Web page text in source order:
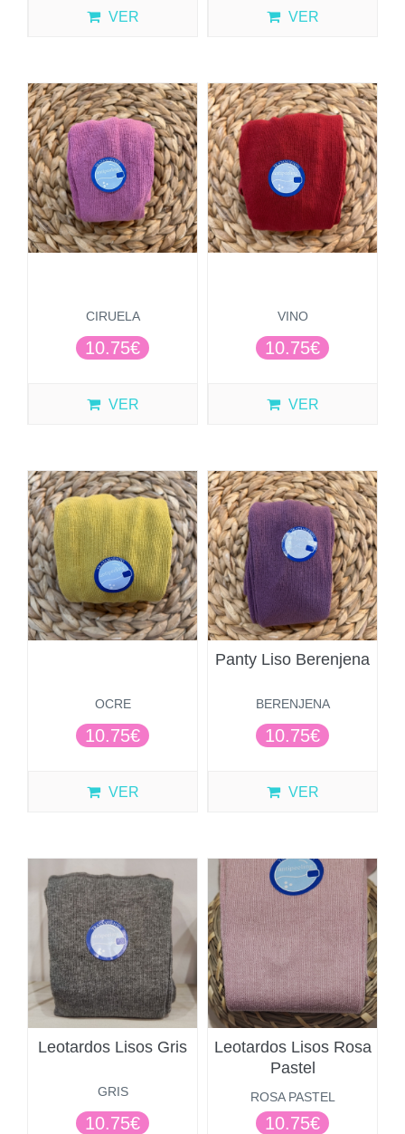
VER VER
CIRUELA
10.75€
VER
VINO
10.75€
VER
OCRE
10.75€
VER
Panty Liso Berenjena
BERENJENA
10.75€
VER
Leotardos Lisos Gris
GRIS
10.75€
Leotardos Lisos Rosa
Pastel
ROSA PASTEL
10.75€